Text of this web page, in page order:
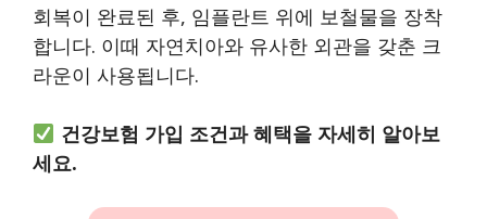
회복이 완료된 후, 임플란트 위에 보철물을 장착
합니다. 이때 자연치아와 유사한 외관을 갖춘 크
라운이 사용됩니다.
건강보험 가입 조건과 혜택을 자세히 알아보
세요.